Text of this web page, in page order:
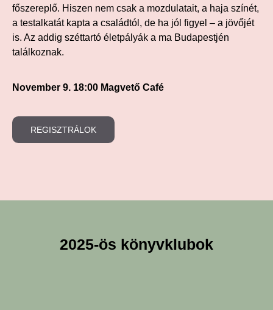
főszereplő. Hiszen nem csak a mozdulatait, a haja színét,
a testalkatát kapta a családtól, de ha jól figyel – a jövőjét
is. Az addig széttartó életpályák a ma Budapestjén
találkoznak.
November 9. 18:00 Magvető Café
REGISZTRÁLOK
2025-ös könyvklubok